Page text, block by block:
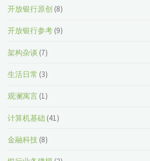
开放银行原创 (8)
开放银行参考(9)
架构杂谈 (7)
生活日常 (3)
观澜寓言(1)
计算机基础 (41)
金融科技 (8)